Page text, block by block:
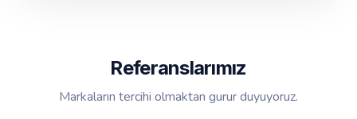
Referanslarımız
Markaların tercihi olmaktan gurur duyuyoruz.